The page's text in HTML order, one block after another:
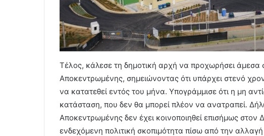
Τέλος, κάλεσε τη δημοτική αρχή να προχωρήσει
Αποκεντρωμένης, σημειώνοντας ότι υπάρχει στενό
να κατατεθεί εντός του μήνα. Υπογράμμισε ότι η μη
κατάσταση, που δεν θα μπορεί πλέον να ανατραπεί.
Αποκεντρωμένης δεν έχει κοινοποιηθεί επισήμως στον
ενδεχόμενη πολιτική σκοπιμότητα πίσω από την